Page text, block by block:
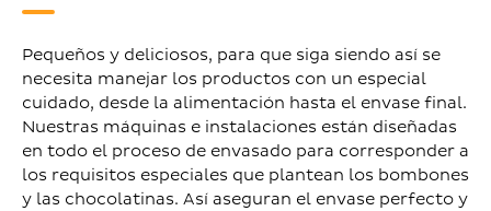
Pequeños y deliciosos, para que siga siendo así se
necesita manejar los productos con un especial
cuidado, desde la alimentación hasta el envase final.
Nuestras máquinas e instalaciones están diseñadas
en todo el proceso de envasado para corresponder a
los requisitos especiales que plantean los bombones
y las chocolatinas. Así aseguran el envase perfecto y